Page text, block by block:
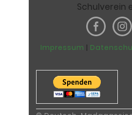
Impressum |